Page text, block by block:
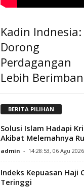
Kadin Indnesia:
Dorong
Perdagangan
Lebih
BERITA PILIHAN
Solusi Islam Hadapi
Akibat Melemahnya
admin - 14:28:53, 06 Agu 2026
Indeks Kepuasan Haji
Teringgi